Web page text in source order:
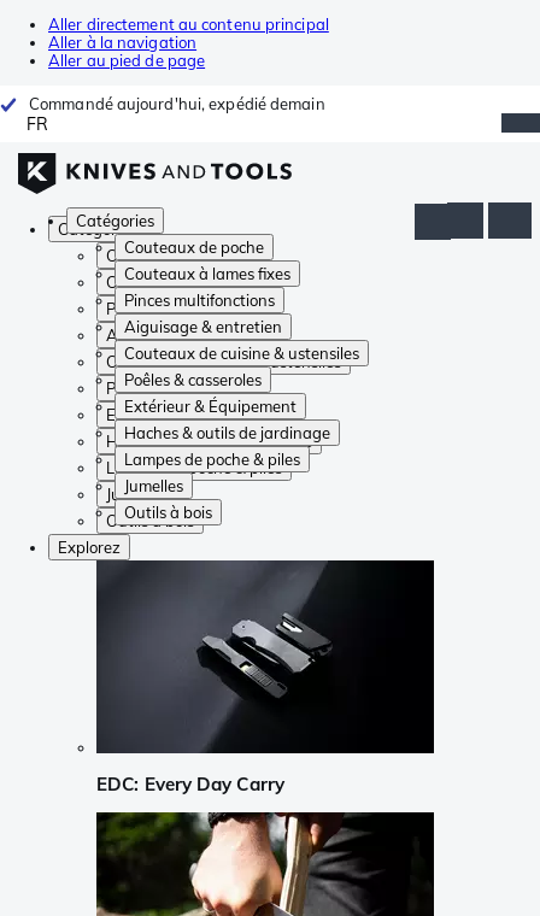
Aller directement au contenu principal
Aller à la navigation
Aller au pied de page
Commandé aujourd'hui, expédié demain
FR
Catégories
Couteaux de poche
Couteaux à lames fixes
Pinces multifonctions
Aiguisage & entretien
Couteaux de cuisine & ustensiles
Poêles & casseroles
Extérieur & Équipement
Haches & outils de jardinage
Lampes de poche & piles
Jumelles
Outils à bois
Catégories
Couteaux de poche
Couteaux à lames fixes
Pinces multifonctions
Aiguisage & entretien
Couteaux de cuisine & ustensiles
Poêles & casseroles
Extérieur & Équipement
Haches & outils de jardinage
Lampes de poche & piles
Jumelles
Outils à bois
Explorez
EDC: Every Day Carry